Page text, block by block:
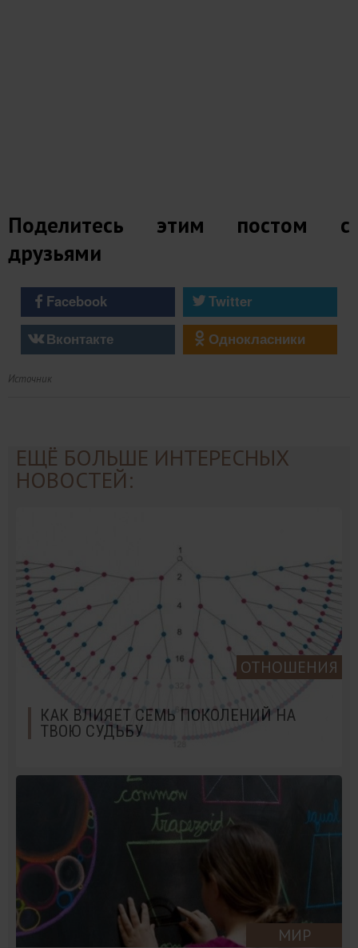
Поделитесь этим постом с
друзьями
Facebook
Twitter
Вконтакте
Однокласники
Источник
ЕЩЁ БОЛЬШЕ ИНТЕРЕСНЫХ
НОВОСТЕЙ:
ОТНОШЕНИЯ
КАК ВЛИЯЕТ СЕМЬ ПОКОЛЕНИЙ НА
ТВОЮ СУДЬБУ
МИР